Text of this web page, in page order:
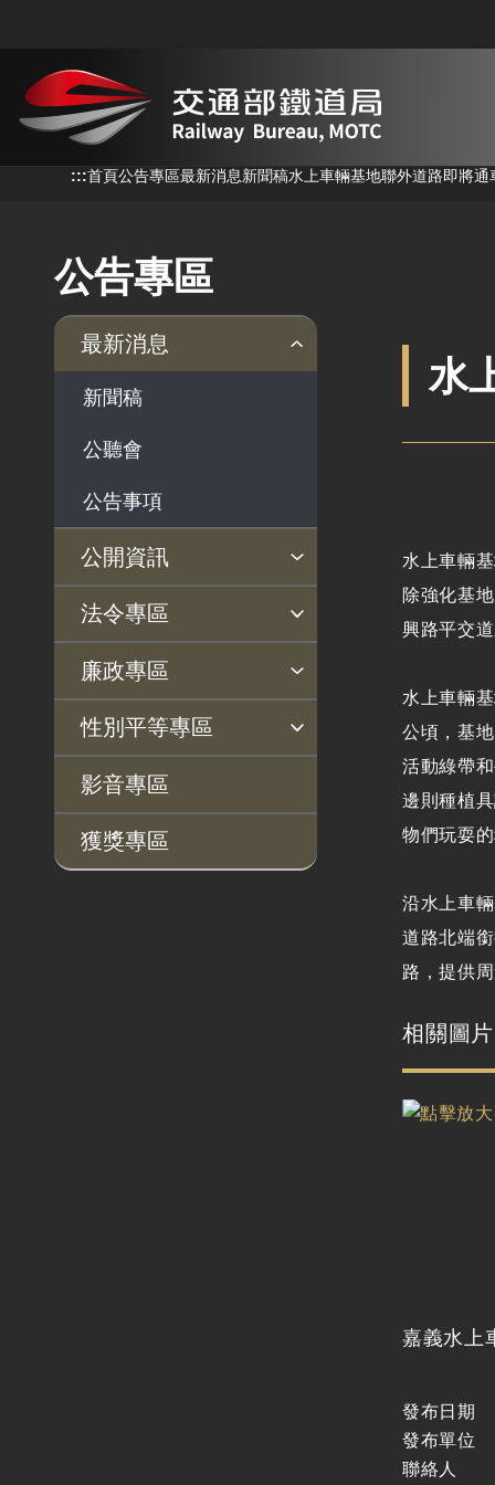
:::首頁公告專區最新消息新聞稿水上車輛基地聯外道路即將通
公告專區
最新消息
新聞稿
公聽會
公告事項
公開資訊
主動公開政府資訊專區
法律及法規命令
解釋性規定及裁量基
準
政府機關資訊
行政指導有關文書
施政計畫、業務統計
及研究報告
個人資料保護專區
Open Data專區
出版品專區
雙語詞彙專區
生態檢核專區
用地取得行政透明專區
用地公告
用地法規
徵收案件資訊
臺鐵局撥入資產債務基金
專區
法令專區
法令查詢
解釋性規定及裁量基準
法令英譯徵集意見專區
訴願文件下載
相關實務判解
相關網站資源
廉政專區
揭弊者保護專區
廉政訊息
利益衝突迴避園地
公務員廉政倫理規範
公職人員財產申報園地
廉政檢舉管道
桃地計畫廉政平臺專網
桃地計畫
廉政平臺
啟動儀式及交流座談
性別平等專區
性別平等工作小組
宣傳事項
性別平等推動計畫
性別平等統計分析
性別平等影響評估
性騷擾防治
相關網站
影音專區
獲獎專區
水
水上車輛
除強化基
興路平交
水上車輛
公頃，基
活動綠帶
邊則種植
物們玩耍
沿水上車
道路北端
路，提供
相關圖片
嘉義水上
發布日期
發布單位
聯絡人